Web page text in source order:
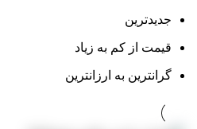
جدیدترین
قیمت از کم به زیاد
گرانترین به ارزانترین